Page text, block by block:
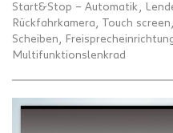
Start&Stop – Automatik,
Rückfahrkamera, Touch
Scheiben,
Multifunktionslenkrad